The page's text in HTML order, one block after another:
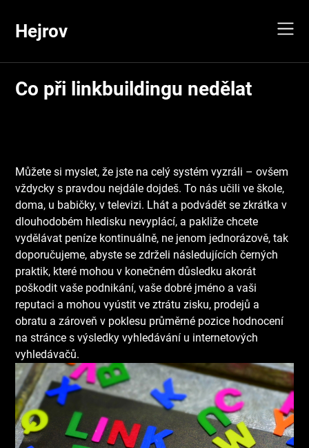
content
Hejrov
Co při linkbuildingu nedělat
Můžete si myslet, že jste na celý systém vyzráli – ovšem
vždycky s pravdou nejdále dojdeš. To nás učili ve škole,
doma, u babičky, v televizi. Lhát a podvádět se zkrátka v
dlouhodobém hledisku nevyplácí, a pakliže chcete
vydělávat peníze kontinuálně, ne jenom jednorázově, tak
doporučujeme, abyste se zdrželi následujících černých
praktik, které mohou v konečném důsledku akorát
poškodit vaše podnikání, vaše dobré jméno a vaši
reputaci a mohou vyústit ve ztrátu zisku, prodejů a
obratu a zároveň v poklesu průměrné pozice hodnocení
na stránce s výsledky vyhledávání u internetových
vyhledávačů.